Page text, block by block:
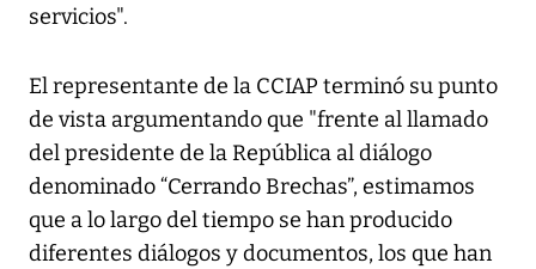
servicios".
El representante de la CCIAP terminó su punto
de vista argumentando que "frente al llamado
del presidente de la República al diálogo
denominado “Cerrando Brechas”, estimamos
que a lo largo del tiempo se han producido
diferentes diálogos y documentos, los que han